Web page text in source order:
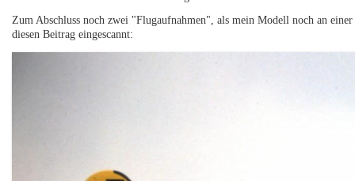
Zum Abschluss noch zwei "Flugaufnahmen", als mein Modell noch an
diesen Beitrag eingescannt: